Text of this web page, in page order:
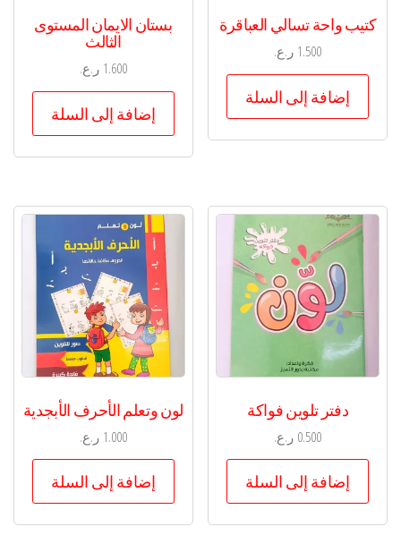
كتيب واحة تسالي العباقرة
1.500 ر.ع.
إضافة إلى السلة
بستان الايمان المستوى
الثالث
1.600 ر.ع.
إضافة إلى السلة
دفتر تلوين فواكة
0.500 ر.ع.
إضافة إلى السلة
لون وتعلم الأحرف الأبجدية
1.000 ر.ع.
إضافة إلى السلة